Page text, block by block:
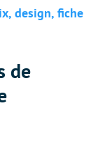
design, fiche
de